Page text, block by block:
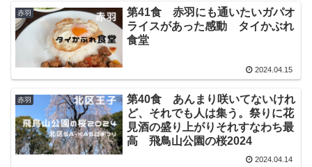
赤羽
第41食 赤羽にも通いたいガパオ
ライスがあった感動 タイかぶれ
食堂
2024.04.15
赤羽
第40食 あんまり咲いてないけれ
ど、それでも人は集う。祭りに花
見酒の盛り上がりそれすなわち最
高 飛鳥山公園の桜2024
2024.04.14